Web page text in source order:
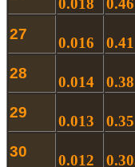
0.018 0.46
27
0.016 0.41
28
0.014 0.38
29
0.013 0.35
30
0.012